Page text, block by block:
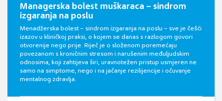
Managerska bolest muškaraca – sindrom
izgaranja na poslu
Menadžerska bolest – sindrom izgaranja na poslu – sve je češći
izazov u kliničkoj praksi, o kojem se danas s razlogom govori
otvorenije nego prije. Riječ je o složenom poremećaju
povezanom s kroničnim stresom i narušenim međuljudskim
odnosima, koji zahtijeva širi, uravnotežen pristup usmjeren ne
samo na simptome, nego i na jačanje rezilijencije i očuvanje
mentalnog zdravlja.